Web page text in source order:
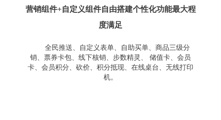
营销组件+自定义组件自由搭建个性化功能最大程
度满足
全民推送、自定义表单、自助买单、商品三级分
销、票券卡包、线下核销、步数精灵、 储值卡、会员
卡、会员积分、砍价、积分抵现、在线桌台、无线打印
机。